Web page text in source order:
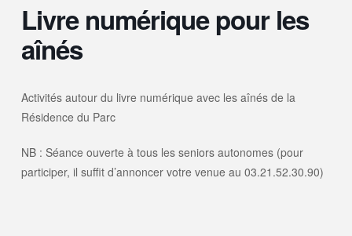
Livre numérique pour les
aînés
Activités autour du livre numérique avec les aînés de la
Résidence du Parc
NB : Séance ouverte à tous les seniors autonomes (pour
participer, il suffit d’annoncer votre venue au 03.21.52.30.90)